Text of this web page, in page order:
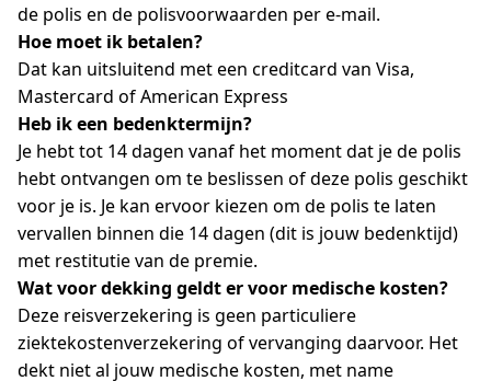
de polis en de polisvoorwaarden per e-mail.
Hoe moet ik betalen?
Dat kan uitsluitend met een creditcard van Visa,
Mastercard of American Express
Heb ik een bedenktermijn?
Je hebt tot 14 dagen vanaf het moment dat je de polis
hebt ontvangen om te beslissen of deze polis geschikt
voor je is. Je kan ervoor kiezen om de polis te laten
vervallen binnen die 14 dagen (dit is jouw bedenktijd)
met restitutie van de premie.
Wat voor dekking geldt er voor medische kosten?
Deze reisverzekering is geen particuliere
ziektekostenverzekering of vervanging daarvoor. Het
dekt niet al jouw medische kosten, met name